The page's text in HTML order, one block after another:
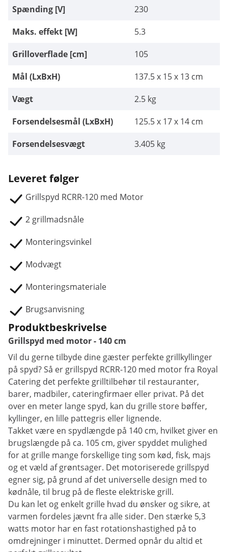
Spænding [V]
230
Maks. effekt [W]
5.3
Grilloverflade [cm]
105
Mål (LxBxH)
137.5 x 15 x 13 cm
Vægt
2.5 kg
Forsendelsesmål (LxBxH)
125.5 x 17 x 14 cm
Forsendelsesvægt
3.405 kg
Leveret følger
Grillspyd RCRR-120 med Motor
2 grillmadsnåle
Monteringsvinkel
Modvægt
Monteringsmateriale
Brugsanvisning
Produktbeskrivelse
Grillspyd med motor - 140 cm
Vil du gerne tilbyde dine gæster perfekte grillkyllinger
på spyd? Så er grillspyd RCRR-120 med motor fra Royal
Catering det perfekte grilltilbehør til restauranter,
barer, madbiler, cateringfirmaer eller privat. På det
over en meter lange spyd, kan du grille store bøffer,
kyllinger, en lille pattegris eller lignende.
Takket være en spydlængde på 140 cm, hvilket giver en
brugslængde på ca. 105 cm, giver spyddet mulighed
for at grille mange forskellige ting som kød, fisk, majs
og et væld af grøntsager. Det motoriserede grillspyd
egner sig, på grund af det universelle design med to
kødnåle, til brug på de fleste elektriske grill.
Du kan let og enkelt grille hvad du ønsker og sikre, at
varmen fordeles jævnt fra alle sider. Den stærke 5,3
watts motor har en fast rotationshastighed på to
omdrejninger i minuttet. Dermed opnår du altid et